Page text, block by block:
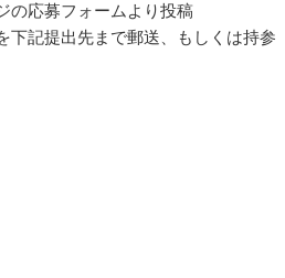
の応募フォームより投稿
下記提出先まで郵送、もしくは持参